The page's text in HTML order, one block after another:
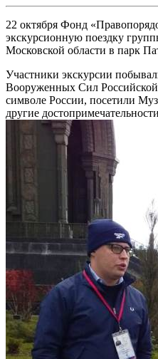
22 октября Фонд
экскурсионную поездку
Московской области в парк
Участники экскурсии
Вооруженных Сил
символе России, посетили
другие